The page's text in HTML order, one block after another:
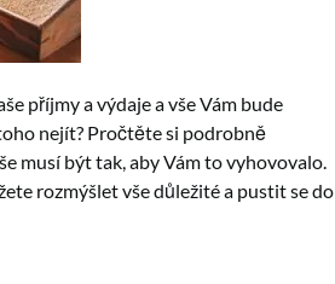
příjmy a výdaje a vše Vám bude
nejít? Pročtěte si podrobně
musí být tak, aby Vám to vyhovovalo.
rozmýšlet vše důležité a pustit se do